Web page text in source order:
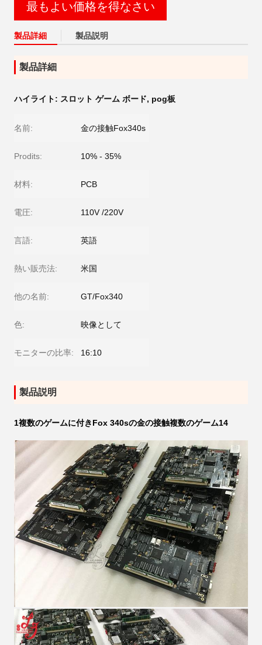
最もよい価格を得なさい
製品詳細 製品説明
製品詳細
ハイライト: スロット ゲーム ボード, pog板
名前: 金の接触Fox340s
Prodits: 10% - 35%
材料: PCB
電圧: 110V /220V
言語: 英語
熱い販売法: 米国
他の名前: GT/Fox340
色: 映像として
モニターの比率: 16:10
製品説明
1複数のゲームに付きFox 340sの金の接触複数のゲーム14